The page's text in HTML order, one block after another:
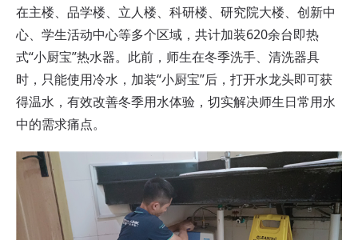
在主楼、品学楼、立人楼、科研楼、研究院大楼、创新中
心、学生活动中心等多个区域，共计加装620余台即热
式“小厨宝”热水器。此前，师生在冬季洗手、清洗器具
时，只能使用冷水，加装“小厨宝”后，打开水龙头即可获
得温水，有效改善冬季用水体验，切实解决师生日常用水
中的需求痛点。